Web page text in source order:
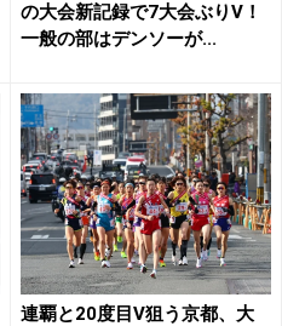
の大会新記録で7大会ぶりV！
一般の部はデンソーが...
連覇と20度目V狙う京都、大